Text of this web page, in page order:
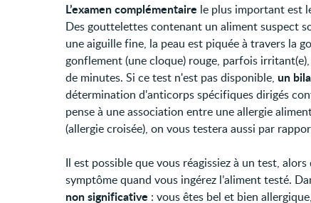
L’examen complémentaire le plus important est
Des gouttelettes contenant un aliment suspect
une aiguille fine, la peau est piquée à travers la
gonflement (une cloque) rouge, parfois
de minutes. Si ce test n'est pas disponible, un
détermination d'anticorps spécifiques dirigés
pense à une association entre une allergie
(allergie croisée), on vous testera aussi par
Il est possible que vous réagissiez à un test,
symptôme quand vous ingérez l’aliment testé.
non significative : vous êtes bel et bien